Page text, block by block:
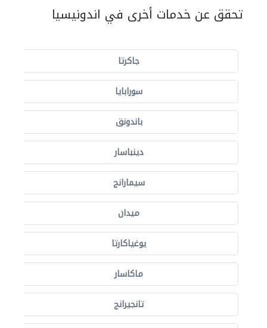
تحقق عن خدمات أخرى في اندونيسيا
جاكرتا
سورابايا
باندونق
دينباسار
سيمارانج
ميدان
يوغياكارتا
ماكاسار
تانجيرانج